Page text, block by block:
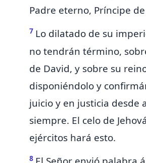
Padre eterno, Príncipe
7 Lo dilatado de su
no tendrán término,
de David, y sobre su
disponiéndolo y
juicio y en justicia desde
siempre. El celo de
ejércitos hará esto.
8